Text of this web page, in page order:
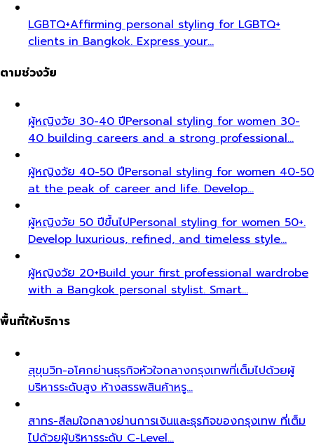
LGBTQ+Affirming personal styling for LGBTQ+
clients in Bangkok. Express your…
ตามช่วงวัย
ผู้หญิงวัย 30-40 ปีPersonal styling for women 30-
40 building careers and a strong professional…
ผู้หญิงวัย 40-50 ปีPersonal styling for women 40-50
at the peak of career and life. Develop…
ผู้หญิงวัย 50 ปีขึ้นไปPersonal styling for women 50+.
Develop luxurious, refined, and timeless style…
ผู้หญิงวัย 20+Build your first professional wardrobe
with a Bangkok personal stylist. Smart…
พื้นที่ให้บริการ
สุขุมวิท-อโศกย่านธุรกิจหัวใจกลางกรุงเทพที่เต็มไปด้วยผู้
บริหารระดับสูง ห้างสรรพสินค้าหรู…
สาทร-สีลมใจกลางย่านการเงินและธุรกิจของกรุงเทพ ที่เต็ม
ไปด้วยผู้บริหารระดับ C-Level…